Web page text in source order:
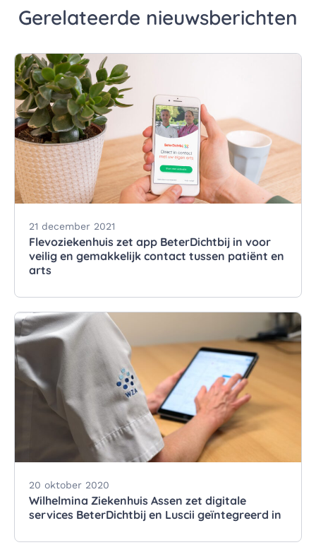
Gerelateerde nieuwsberichten
21 december 2021
Flevoziekenhuis zet app BeterDichtbij in voor
veilig en gemakkelijk contact tussen patiënt en
arts
20 oktober 2020
Wilhelmina Ziekenhuis Assen zet digitale
services BeterDichtbij en Luscii geïntegreerd in